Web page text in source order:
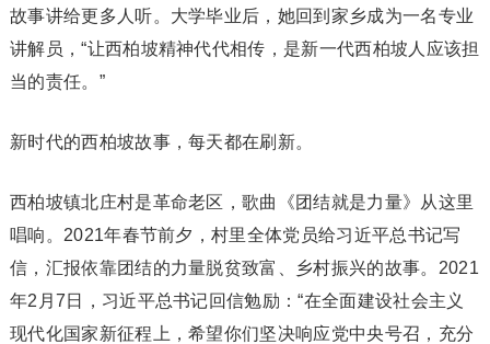
故事讲给更多人听。大学毕业后，她回到家乡成为一名专业
讲解员，“让西柏坡精神代代相传，是新一代西柏坡人应该担
当的责任。”
新时代的西柏坡故事，每天都在刷新。
西柏坡镇北庄村是革命老区，歌曲《团结就是力量》从这里
唱响。2021年春节前夕，村里全体党员给习近平总书记写
信，汇报依靠团结的力量脱贫致富、乡村振兴的故事。2021
年2月7日，习近平总书记回信勉励：“在全面建设社会主义
现代化国家新征程上，希望你们坚决响应党中央号召，充分